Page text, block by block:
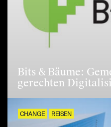
Bits & Bäume:
gerechten
CHANGE REISEN